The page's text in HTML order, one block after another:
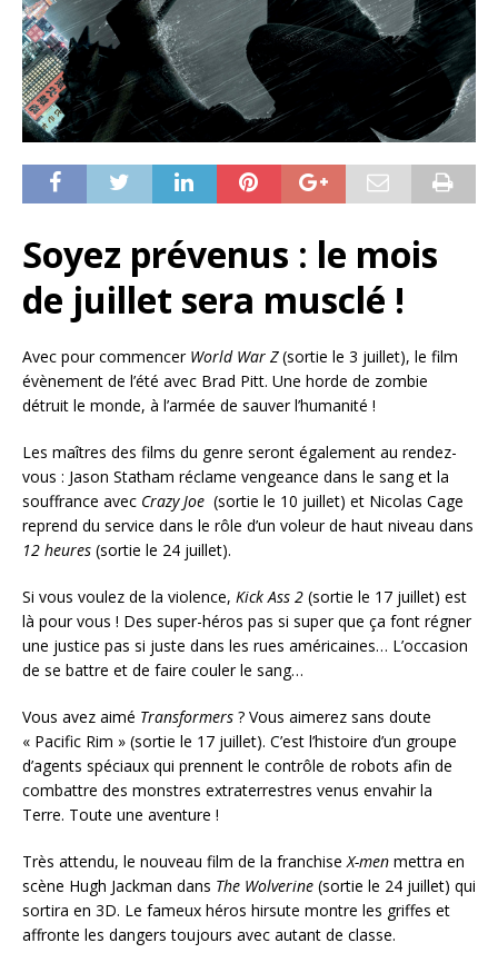
Soyez prévenus : le mois
de juillet sera musclé !
Avec pour commencer World War Z(sortie le 3 juillet), le film
évènement de l’été avec Brad Pitt. Une horde de zombie
détruit le monde, à l’armée de sauver l’humanité !
Les maîtres des films du genre seront également au rendez-
vous : Jason Statham réclame vengeance dans le sang et la
souffrance avec Crazy Joe (sortie le 10 juillet) et Nicolas Cage
reprend du service dans le rôle d’un voleur de haut niveau dans
12 heures (sortie le 24 juillet).
Si vous voulez de la violence, Kick Ass 2 (sortie le 17 juillet) est
là pour vous ! Des super-héros pas si super que ça font régner
une justice pas si juste dans les rues américaines… L’occasion
de se battre et de faire couler le sang…
Vous avez aimé Transformers ? Vous aimerez sans doute
« Pacific Rim » (sortie le 17 juillet). C’est l’histoire d’un groupe
d’agents spéciaux qui prennent le contrôle de robots afin de
combattre des monstres extraterrestres venus envahir la
Terre. Toute une aventure !
Très attendu, le nouveau film de la franchiseX-men mettra en
scène Hugh Jackman dans The Wolverine (sortie le 24 juillet) qui
sortira en 3D. Le fameux héros hirsute montre les griffes et
affronte les dangers toujours avec autant de classe.